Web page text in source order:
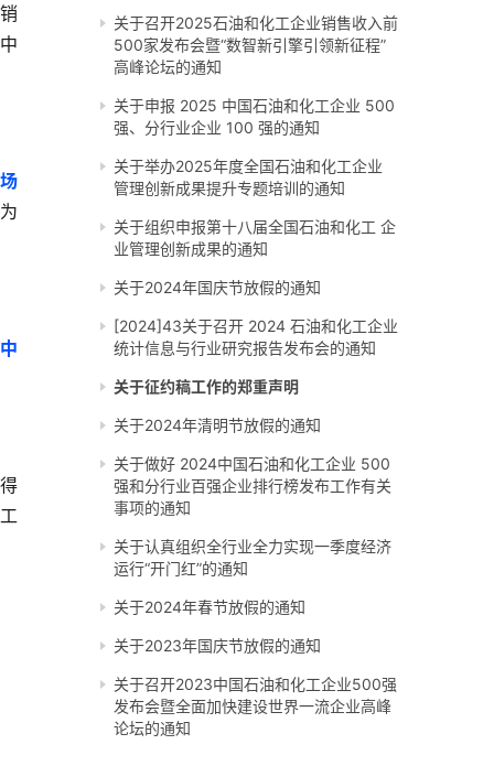
关于召开2025石油和化工企业销售收入前
500家发布会暨“数智新引擎引领新征程”
高峰论坛的通知
关于申报 2025 中国石油和化工企业 500
强、分行业企业 100 强的通知
关于举办2025年度全国石油和化工企业
管理创新成果提升专题培训的通知
关于组织申报第十八届全国石油和化工 企
业管理创新成果的通知
关于2024年国庆节放假的通知
[2024]43关于召开 2024 石油和化工企业
统计信息与行业研究报告发布会的通知
关于征约稿工作的郑重声明
关于2024年清明节放假的通知
关于做好 2024中国石油和化工企业 500
强和分行业百强企业排行榜发布工作有关
事项的通知
关于认真组织全行业全力实现一季度经济
运行“开门红”的通知
关于2024年春节放假的通知
关于2023年国庆节放假的通知
关于召开2023中国石油和化工企业500强
发布会暨全面加快建设世界一流企业高峰
论坛的通知